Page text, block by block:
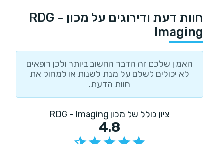
חוות דעת ודירוגים על מכון RDG -
Imaging
האמון שלכם זה הדבר החשוב ביותר ולכן רופאים
לא יכולים לשלם על מנת לשנות או למחוק את
חוות הדעת.
ציון כולל של מכון RDG - Imaging
4.8